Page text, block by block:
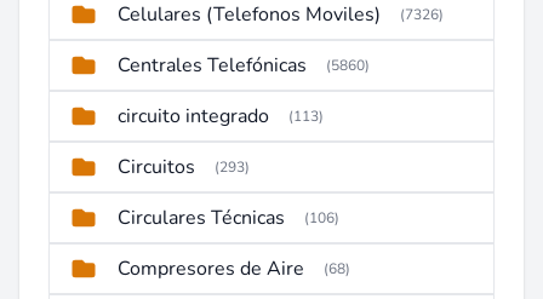
Celulares (Telefonos Moviles) (7326)
Centrales Telefónicas (5860)
circuito integrado (113)
Circuitos (293)
Circulares Técnicas (106)
Compresores de Aire (68)